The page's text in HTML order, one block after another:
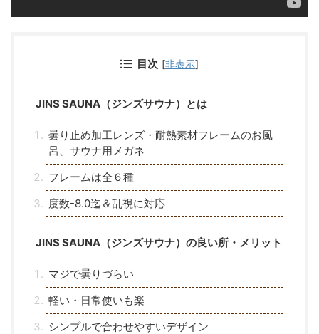
目次 [非表示]
JINS SAUNA（ジンズサウナ）とは
曇り止め加工レンズ・耐熱素材フレームのお風
呂、サウナ用メガネ
フレームは全６種
度数-8.0迄＆乱視に対応
JINS SAUNA（ジンズサウナ）の良い所・メリット
マジで曇りづらい
軽い・日常使いも楽
シンプルで合わせやすいデザイン